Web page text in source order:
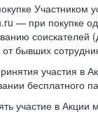
Участником
— при покупке
соискателей
от бывших
участия в
бесплатного
участие в Акции